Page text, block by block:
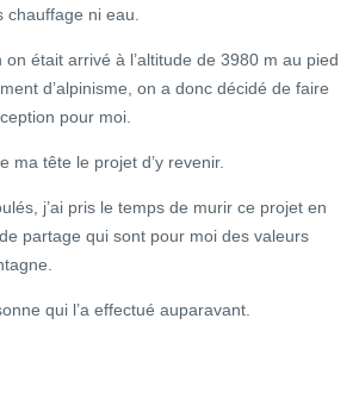
chauffage ni eau.
était arrivé à l’altitude de 3980 m au pied
d’alpinisme, on a donc décidé de faire
pour moi.
ma tête le projet d’y revenir.
j’ai pris le temps de murir ce projet en
partage qui sont pour moi des valeurs
qui l’a effectué auparavant.